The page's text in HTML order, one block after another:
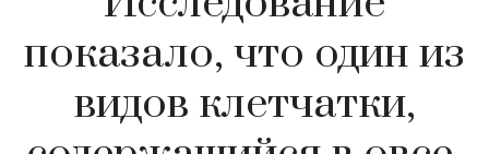
показало, что один из
видов клетчатки,